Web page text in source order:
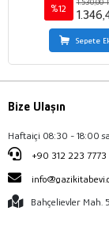
%12
Sepete
Bize Ulaşın
Haftaiçi 08:30 - 18:00
+90 312 223 7773
Bahçelievler Mah.